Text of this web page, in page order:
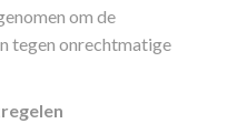
om de
tegen onrechtmatige